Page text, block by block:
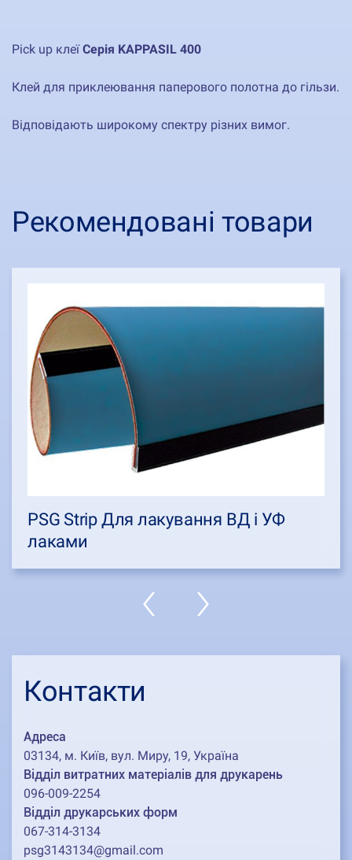
Pick up клеїСерія KAPPASIL 400
Клей для приклеювання паперового полотна до гільзи.
Відповідають широкому спектру різних вимог.
Рекомендовані товари
PSG Strip Для лакування ВД і УФ
лаками
Контакти
Адреса
03134, м. Київ, вул. Миру, 19, Україна
Відділ витратних матеріалів для друкарень
096-009-2254
Відділ друкарських форм
067-314-3134
psg3143134@gmail.com